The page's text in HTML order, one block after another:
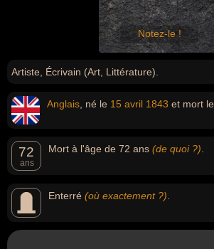
Notez-le !
Artiste, Écrivain (Art, Littérature).
Anglais , né le 15 avril 1843 et mort le
72
ans
Mort à l'âge de 72 ans (de quoi ?)
Enterré (où exactement ?)